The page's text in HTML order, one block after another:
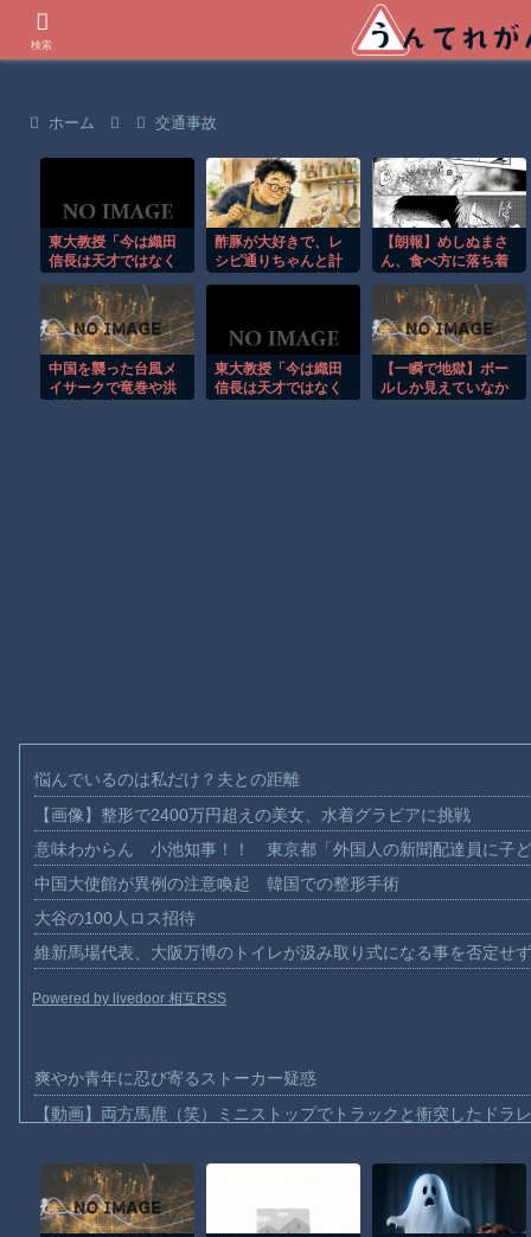
ホーム 交通事故
東大教授「今は織田
信長は天才ではなく
が強いがそれは違う
と思う」
酢豚が大好きで、レ
シピ通りちゃんと計
【朗報】めしぬまさ
ん、食べ方に落ち着
中国を襲った台風メ
イサークで竜巻や洪
東大教授「今は織田
信長は天才ではなく
【一瞬で地獄】ボー
ルしか見えていなか
悩んでいるのは私だけ？夫との距離
【画像】整形で2400万円超えの美女、水着グラビアに挑戦
意味わからん 小池知事！！ 東京都「外国人の新聞配達員に子
中国大使館が異例の注意喚起 韓国での整形手術
大谷の100人ロス招待
維新馬場代表、大阪万博のトイレが汲み取り式になる事を否定せ
Powered by livedoor 相互RSS
爽やか青年に忍び寄るストーカー疑惑
【動画】両方馬鹿（笑）ミニストップでトラックと衝突したドラ
【動画】野菜売りのおじさんにドローンを特攻させるおそロシア
【動画】首都高で4tトラックが原因の玉突き事故に巻き込まれた
検索